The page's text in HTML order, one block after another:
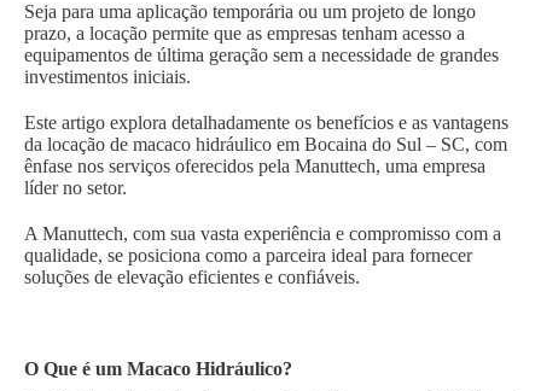
Seja para uma aplicação temporária ou um projeto de longo
prazo, a locação permite que as empresas tenham acesso a
equipamentos de última geração sem a necessidade de grandes
investimentos iniciais.
Este artigo explora detalhadamente os benefícios e as vantagens
da locação de macaco hidráulico em Bocaina do Sul – SC, com
ênfase nos serviços oferecidos pela Manuttech, uma empresa
líder no setor.
A Manuttech, com sua vasta experiência e compromisso com a
qualidade, se posiciona como a parceira ideal para fornecer
soluções de elevação eficientes e confiáveis.
O Que é um Macaco Hidráulico?